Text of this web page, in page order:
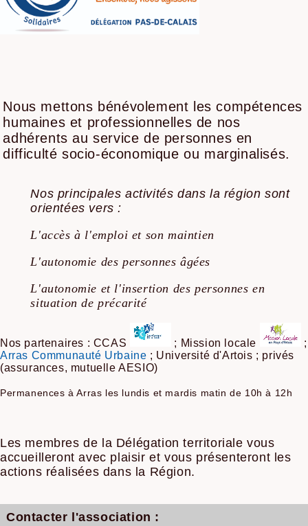
​Nous mettons bénévolement les compétences
humaines et professionnelles de nos
adhérents au service de personnes en
difficulté socio-économique ou marginalisés.
Nos principales activités dans la région sont
orientées vers :
L'accès à l'emploi et son maintien
L'autonomie des personnes âgées
L'autonomie et l'insertion des personnes en
situation de précarité
Nos partenaires : CCAS ; Mission locale
;
Arras Communauté Urbaine ; Université d'Artois ; privés
(assurances, mutuelle AESIO)
Permanences à Arras les lundis et mardis matin de 10h à 12h
Les membres de la Délégation territoriale vous
accueilleront avec plaisir et vous présenteront les
actions réalisées dans la Région.
Contacter l'association :